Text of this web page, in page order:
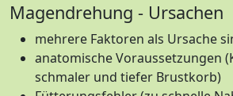
Magendrehung - Ursachen
mehrere Faktoren als Ursache
anatomische Voraussetzungen
schmaler und tiefer Brustkorb)